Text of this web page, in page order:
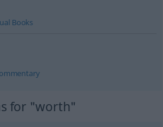
Books
for "worth"